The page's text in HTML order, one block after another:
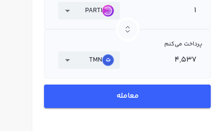
PARTI
پرداخت می‌کنم
TMN
معامله